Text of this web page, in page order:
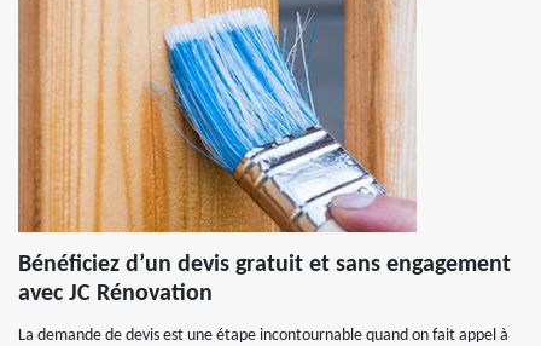
Bénéficiez d’un devis gratuit et sans engagement
avec JC Rénovation
La demande de devis est une étape incontournable quand on fait appel à